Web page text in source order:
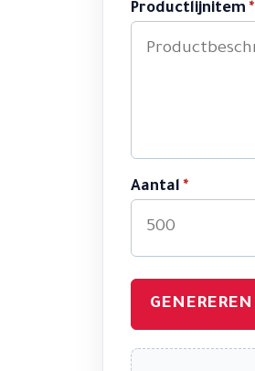
Productlijnitem *
Aantal *
GENEREREN